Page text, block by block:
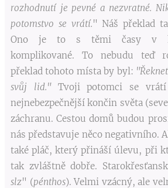
rozhodnutí je pevné a nezvratné.
potomstvo se vrátí." Náš překlad
Ono je to s těmi časy v
komplikované. To nebudu teď
překlad tohoto místa by byl:
svůj lid."Tvoji potomci se
nejnebezpečnější končin světa
záchranu. Cestou domů budou
nás představuje něco negativního.
také pláč, který přináší úlevu, při
tak zvláštně dobře.
slz" (pénthos). Velmi vzácný, ale